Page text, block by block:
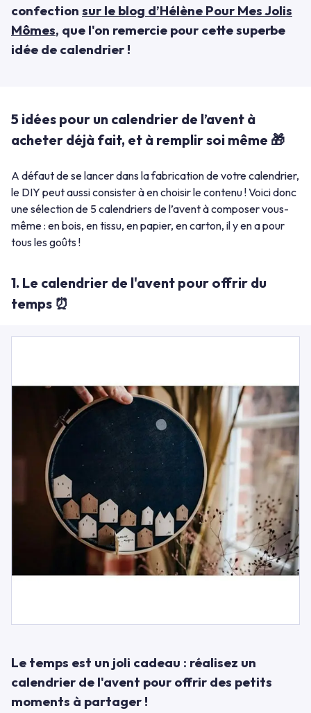
confection sur le blog d’Hélène Pour Mes Jolis
Mômes, que l'on remercie pour cette superbe
idée de calendrier !
5 idées pour un calendrier de l’avent à
acheter déjà fait, et à remplir soi même 🎁
A défaut de se lancer dans la fabrication de votre calendrier,
le DIY peut aussi consister à en choisir le contenu ! Voici donc
une sélection de 5 calendriers de l’avent à composer vous-
même : en bois, en tissu, en papier, en carton, il y en a pour
tous les goûts !
1. Le calendrier de l'avent pour offrir du
temps ⏰
Le temps est un joli cadeau : réalisez un
calendrier de l'avent pour offrir des petits
moments à partager !